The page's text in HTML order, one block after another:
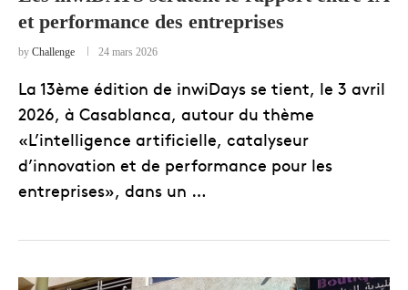
et performance des entreprises
by Challenge 24 mars 2026
La 13ème édition de inwiDays se tient, le 3 avril
2026, à Casablanca, autour du thème
«L’intelligence artificielle, catalyseur
d’innovation et de performance pour les
entreprises», dans un …